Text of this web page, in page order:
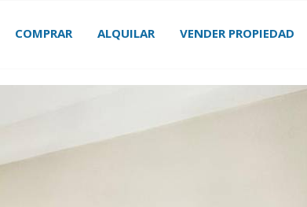
COMPRAR ALQUILAR VENDER PROPIEDAD